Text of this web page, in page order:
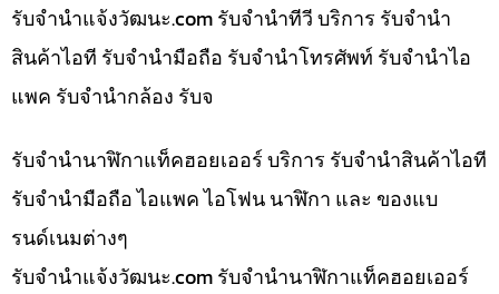
รับจํานําแจ้งวัฒนะ.com รับจำนำทีวี บริการ รับจำนำ
สินค้าไอที รับจำนำมือถือ รับจำนำโทรศัพท์ รับจำนำไอ
แพค รับจำนำกล้อง รับจ
รับจำนำนาฬิกาแท็คฮอยเออร์ บริการ รับจำนำสินค้าไอที
รับจำนำมือถือ ไอแพค ไอโฟน นาฬิกา และ ของแบ
รนด์เนมต่างๆ
รับจํานําแจ้งวัฒนะ.com รับจำนำนาฬิกาแท็คฮอยเออร์